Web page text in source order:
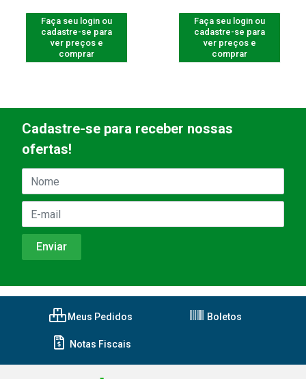
Faça seu login ou
cadastre-se para
ver preços e
comprar
Faça seu login ou
cadastre-se para
ver preços e
comprar
Cadastre-se para receber nossas
ofertas!
Meus Pedidos Boletos
Notas Fiscais